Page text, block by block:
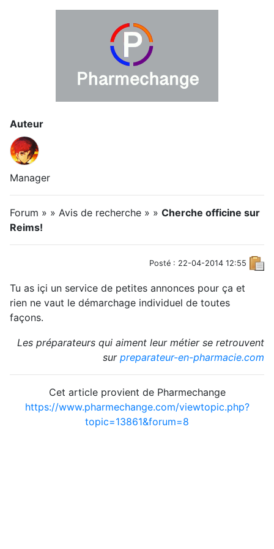
Auteur
Manager
Forum » » Avis de recherche » » Cherche officine sur
Reims!
Posté : 22-04-2014 12:55
Tu as içi un service de petites annonces pour ça et
rien ne vaut le démarchage individuel de toutes
façons.
Les préparateurs qui aiment leur métier se retrouvent
sur preparateur-en-pharmacie.com
Cet article provient de Pharmechange
https://www.pharmechange.com/viewtopic.php?
topic=13861&forum=8